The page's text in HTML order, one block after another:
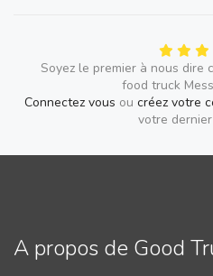
Soyez le premier à nous dire
food truck
Connectez vous ou créez votre
votre
A propos de Good